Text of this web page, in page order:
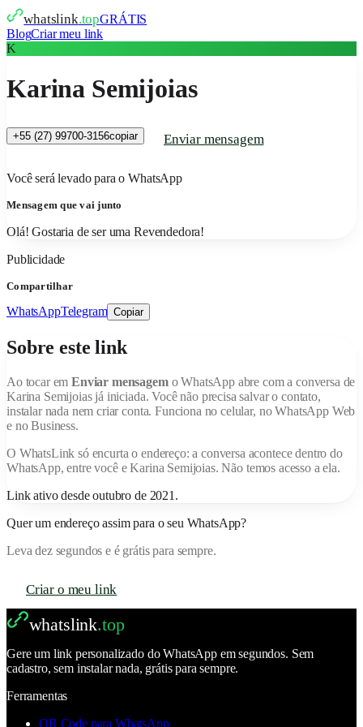
whatslink.topGRÁTIS
BlogCriar meu link
K
Karina Semijoias
+55 (27) 99700-3156copiar Enviar mensagem
Você será levado para o WhatsApp
Mensagem que vai junto
Olá! Gostaria de ser uma Revendedora!
Publicidade
Compartilhar
WhatsAppTelegram Copiar
Sobre este link
Ao tocar emEnviar mensagem o WhatsApp abre com a conversa de
Karina Semijoiasjá iniciada. Você não precisa salvar o contato,
instalar nada nem criar conta. Funciona no celular, no WhatsApp Web
e no Business.
O WhatsLink só encurta o endereço: a conversa acontece dentro do
WhatsApp, entre você eKarina Semijoias. Não temos acesso a ela.
Link ativo desde outubro de 2021 .
Quer um endereço assim para o seu WhatsApp?
Leva dez segundos e é grátis para sempre.
Criar o meu link
whatslink.top
Gere um link personalizado do WhatsApp em segundos. Sem
cadastro, sem instalar nada, grátis para sempre.
Ferramentas
QR Code para WhatsApp